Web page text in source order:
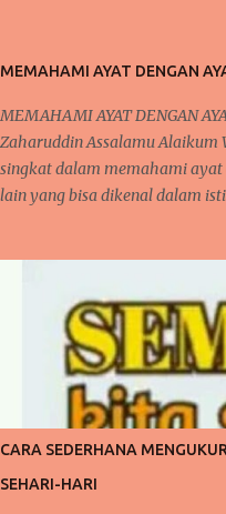
MEMAHAMI AYAT DENGAN
MEMAHAMI AYAT DENGAN
Zaharuddin Assalamu Alaikum
singkat dalam memahami
lain yang bisa dikenal dalam
disertai dengan artinya
menjelaskan sendiri makna
mengenai tafsir, bahwa
menjelaskan atau
berarti penjelasan atau
buku studi ilmu al-Qur'an oleh
dalam istilah adalah suatu ilmu
dan memahami ayat al-Qur'an
CARA SEDERHANA
SEHARI-HARI